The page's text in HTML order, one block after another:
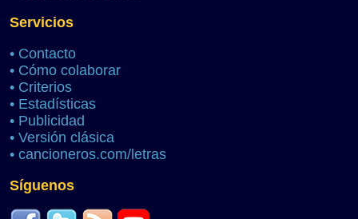
Servicios
• Contacto
• Cómo colaborar
• Criterios
• Estadísticas
• Publicidad
• Versión clásica
• cancioneros.com/letras
Síguenos